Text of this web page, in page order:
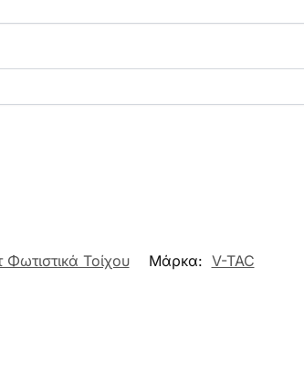
Φωτιστικά Τοίχου Μάρκα: V-TAC